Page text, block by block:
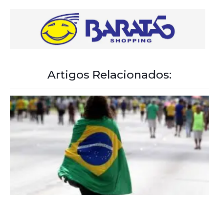
Artigos Relacionados: